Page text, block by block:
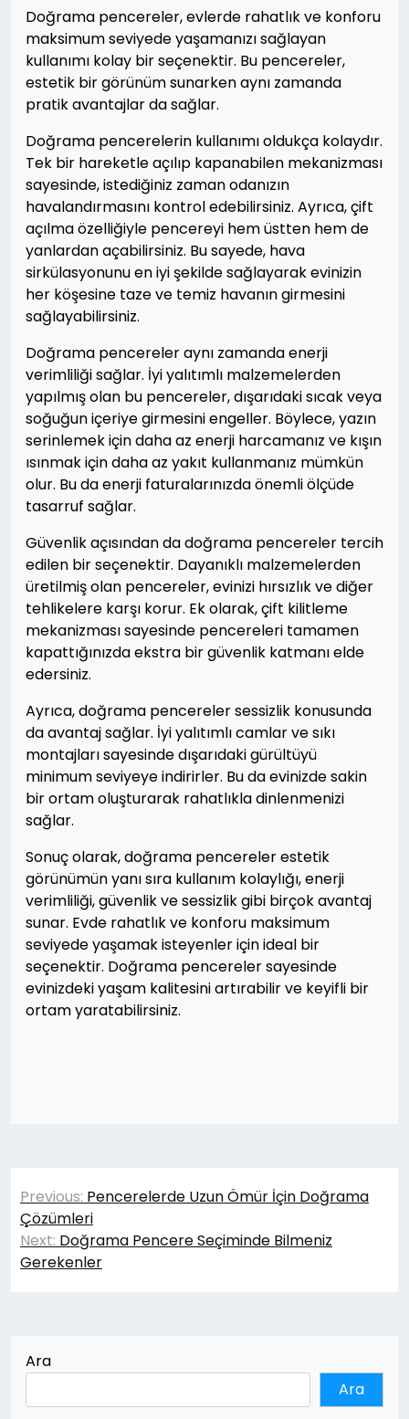
Doğrama pencereler, evlerde rahatlık ve konforu
maksimum seviyede yaşamanızı sağlayan
kullanımı kolay bir seçenektir. Bu pencereler,
estetik bir görünüm sunarken aynı zamanda
pratik avantajlar da sağlar.
Doğrama pencerelerin kullanımı oldukça kolaydır.
Tek bir hareketle açılıp kapanabilen mekanizması
sayesinde, istediğiniz zaman odanızın
havalandırmasını kontrol edebilirsiniz. Ayrıca, çift
açılma özelliğiyle pencereyi hem üstten hem de
yanlardan açabilirsiniz. Bu sayede, hava
sirkülasyonunu en iyi şekilde sağlayarak evinizin
her köşesine taze ve temiz havanın girmesini
sağlayabilirsiniz.
Doğrama pencereler aynı zamanda enerji
verimliliği sağlar. İyi yalıtımlı malzemelerden
yapılmış olan bu pencereler, dışarıdaki sıcak veya
soğuğun içeriye girmesini engeller. Böylece, yazın
serinlemek için daha az enerji harcamanız ve kışın
ısınmak için daha az yakıt kullanmanız mümkün
olur. Bu da enerji faturalarınızda önemli ölçüde
tasarruf sağlar.
Güvenlik açısından da doğrama pencereler tercih
edilen bir seçenektir. Dayanıklı malzemelerden
üretilmiş olan pencereler, evinizi hırsızlık ve diğer
tehlikelere karşı korur. Ek olarak, çift kilitleme
mekanizması sayesinde pencereleri tamamen
kapattığınızda ekstra bir güvenlik katmanı elde
edersiniz.
Ayrıca, doğrama pencereler sessizlik konusunda
da avantaj sağlar. İyi yalıtımlı camlar ve sıkı
montajları sayesinde dışarıdaki gürültüyü
minimum seviyeye indirirler. Bu da evinizde sakin
bir ortam oluşturarak rahatlıkla dinlenmenizi
sağlar.
Sonuç olarak, doğrama pencereler estetik
görünümün yanı sıra kullanım kolaylığı, enerji
verimliliği, güvenlik ve sessizlik gibi birçok avantaj
sunar. Evde rahatlık ve konforu maksimum
seviyede yaşamak isteyenler için ideal bir
seçenektir. Doğrama pencereler sayesinde
evinizdeki yaşam kalitesini artırabilir ve keyifli bir
ortam yaratabilirsiniz.
Yazı
gezinmesi
Previous: Pencerelerde Uzun Ömür İçin Doğrama
Çözümleri
Next: Doğrama Pencere Seçiminde Bilmeniz
Gerekenler
Ara
Ara